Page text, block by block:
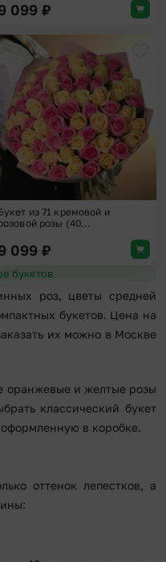
099 ₽
в избранное
из 71 кремовой и
розы (40...
099 ₽
Показать больше букетов
роз, цветы средней
букетов. Цена на
их можно в Москве
оранжевые и желтые розы
классический букет
в коробке.
оттенок лепестков, а